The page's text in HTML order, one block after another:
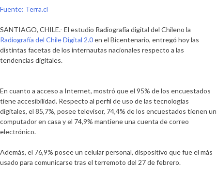
Fuente: Terra.cl
SANTIAGO, CHILE.- El estudio Radiografía digital del Chileno la
Radiografía del Chile Digital 2.0en el Bicentenario, entregó hoy las
distintas facetas de los internautas nacionales respecto a las
tendencias digitales.
En cuanto a acceso a Internet, mostró que el 95% de los encuestados
tiene accesibilidad. Respecto al perfil de uso de las tecnologías
digitales, el 85,7%, posee televisor, 74,4% de los encuestados tienen un
computador en casa y el 74,9% mantiene una cuenta de correo
electrónico.
Además, el 76,9% posee un celular personal, dispositivo que fue el más
usado para comunicarse tras el terremoto del 27 de febrero.